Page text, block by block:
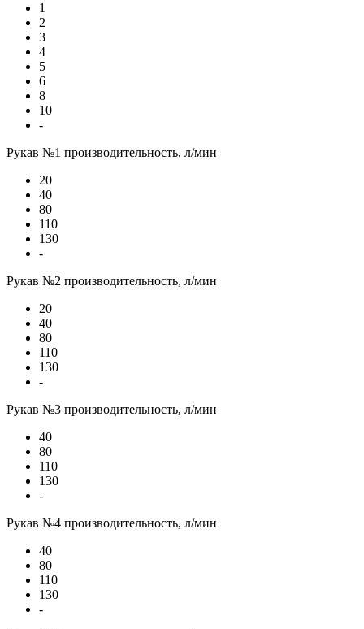
1
2
3
4
5
6
8
10
-
Рукав №1 производительность, л/мин
20
40
80
110
130
-
Рукав №2 производительность, л/мин
20
40
80
110
130
-
Рукав №3 производительность, л/мин
40
80
110
130
-
Рукав №4 производительность, л/мин
40
80
110
130
-